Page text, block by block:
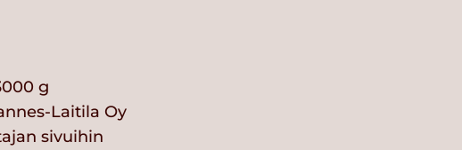
g
Laitila Oy
sivuihin